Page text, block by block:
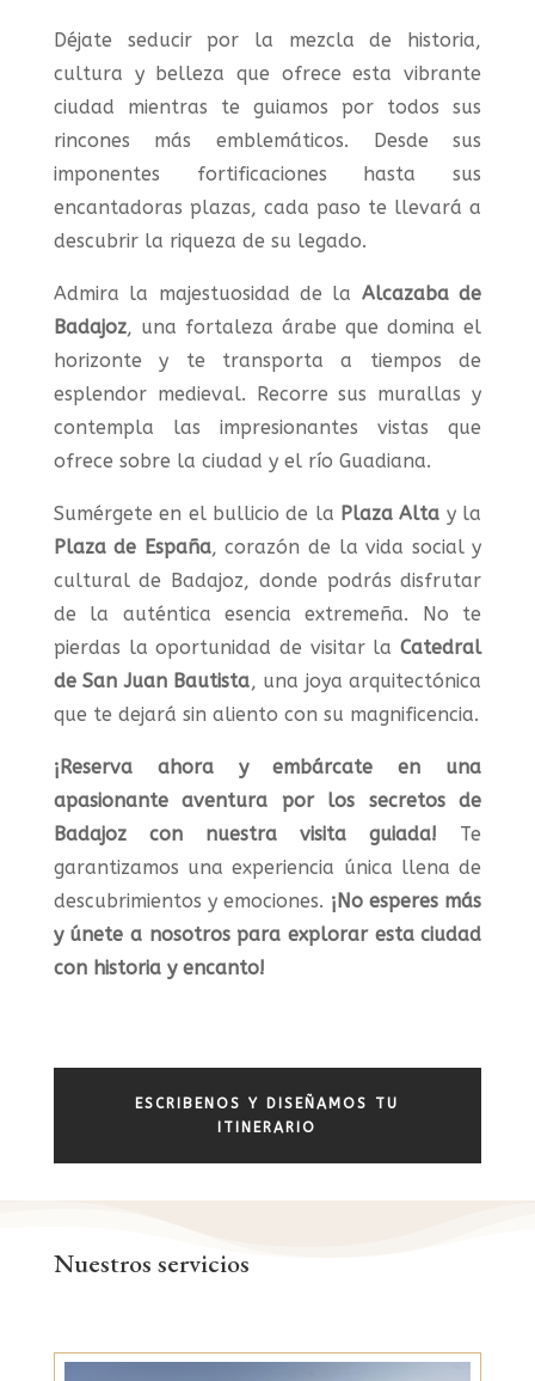
Déjate seducir por la mezcla de historia,
cultura y belleza que ofrece esta vibrante
ciudad mientras te guiamos por todos sus
rincones más emblemáticos. Desde sus
imponentes fortificaciones hasta sus
encantadoras plazas, cada paso te llevará a
descubrir la riqueza de su legado.
Admira la majestuosidad de la Alcazaba de
Badajoz, una fortaleza árabe que domina el
horizonte y te transporta a tiempos de
esplendor medieval. Recorre sus murallas y
contempla las impresionantes vistas que
ofrece sobre la ciudad y el río Guadiana.
Sumérgete en el bullicio de la Plaza Alta y la
Plaza de España, corazón de la vida social y
cultural de Badajoz, donde podrás disfrutar
de la auténtica esencia extremeña. No te
pierdas la oportunidad de visitar la Catedral
de San Juan Bautista, una joya arquitectónica
que te dejará sin aliento con su magnificencia.
¡Reserva ahora y embárcate en una
apasionante aventura por los secretos de
Badajoz con nuestra visita guiada! Te
garantizamos una experiencia única llena de
descubrimientos y emociones. ¡No esperes más
y únete a nosotros para explorar esta ciudad
con historia y encanto!
ESCRIBENOS Y DISEÑAMOS TU
ITINERARIO
Nuestros servicios